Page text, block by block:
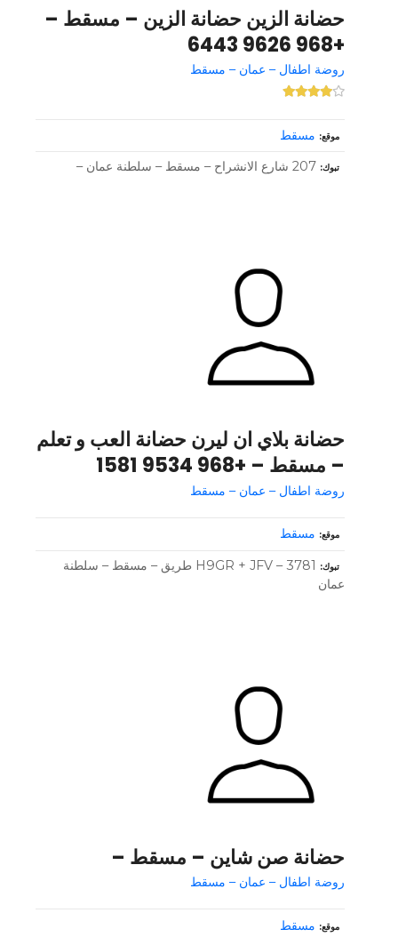
حضانة الزين حضانة الزين – مسقط –
+968 9626 6443
روضة اطفال – عمان – مسقط
موقع مسقط
تبوك 207 شارع الانشراح – مسقط – سلطنة عمان –
حضانة بلاي ان ليرن حضانة العب و تعلم
– مسقط – +968 9534 1581
روضة اطفال – عمان – مسقط
موقع مسقط
تبوك
H9GR + JFV – 3781 طريق – مسقط – سلطنة
عمان
حضانة صن شاين – مسقط –
روضة اطفال – عمان – مسقط
موقع مسقط